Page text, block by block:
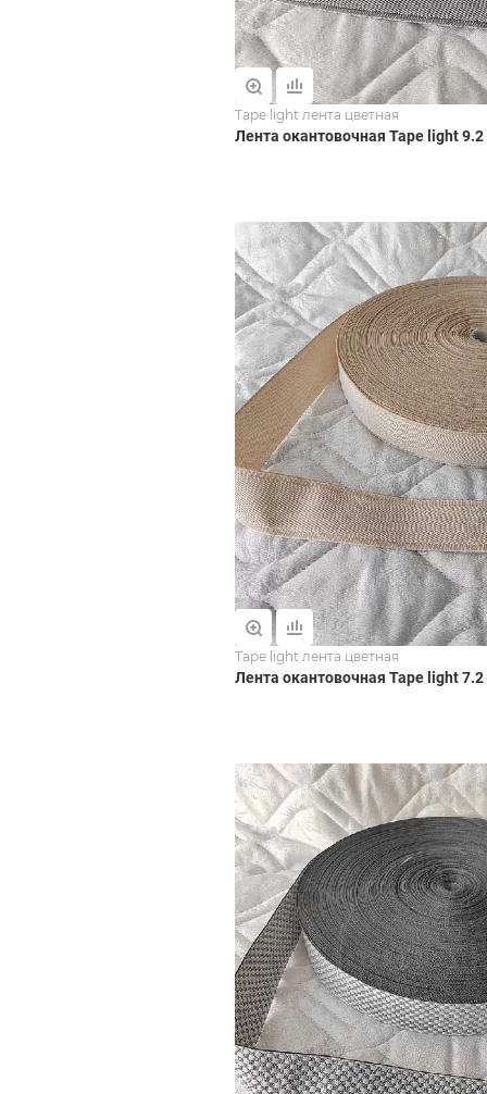
Tape light лента цветная
Лента окантовочная Tape light
Tape light лента цветная
Лента окантовочная Tape light